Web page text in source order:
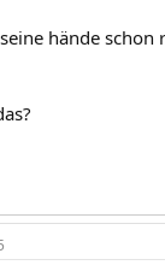
hände schon